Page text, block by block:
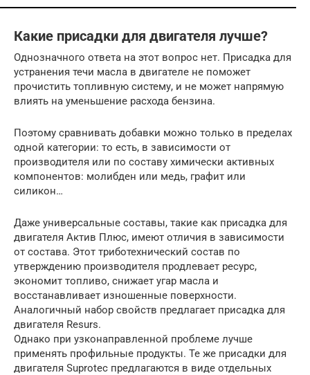
Какие присадки для двигателя лучше?
Однозначного ответа на этот вопрос нет. Присадка для
устранения течи масла в двигателе не поможет
прочистить топливную систему, и не может напрямую
влиять на уменьшение расхода бензина.
Поэтому сравнивать добавки можно только в пределах
одной категории: то есть, в зависимости от
производителя или по составу химически активных
компонентов: молибден или медь, графит или
силикон…
Даже универсальные составы, такие как присадка для
двигателя Актив Плюс, имеют отличия в зависимости
от состава. Этот триботехнический состав по
утверждению производителя продлевает ресурс,
экономит топливо, снижает угар масла и
восстанавливает изношенные поверхности.
Аналогичный набор свойств предлагает присадка для
двигателя Resurs.
Однако при узконаправленной проблеме лучше
применять профильные продукты. Те же присадки для
двигателя Suprotec предлагаются в виде отдельных